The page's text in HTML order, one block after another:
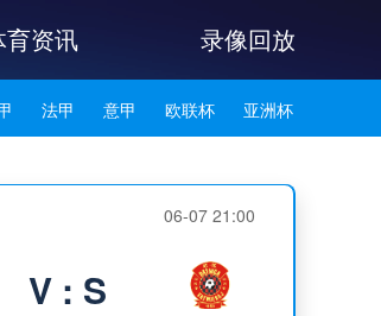
育资讯 录像回放
法甲 意甲 欧联杯 亚洲杯
06-07 21:00
V : S